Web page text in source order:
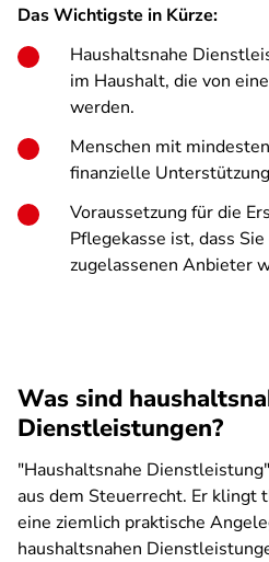
Das Wichtigste in Kürze:
Haushaltsnahe
im Haushalt, die von
werden.
Menschen mit
finanzielle
Voraussetzung für die
Pflegekasse ist, dass
zugelassenen Anbieter
Was sind
Dienstleistungen?
"Haushaltsnahe
aus dem Steuerrecht. Er klingt
eine ziemlich praktische
haushaltsnahen